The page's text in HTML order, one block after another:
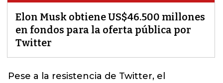
Elon Musk obtiene US$46.500 millones
en fondos para la oferta pública por
Twitter
Pese a la resistencia de Twitter, el